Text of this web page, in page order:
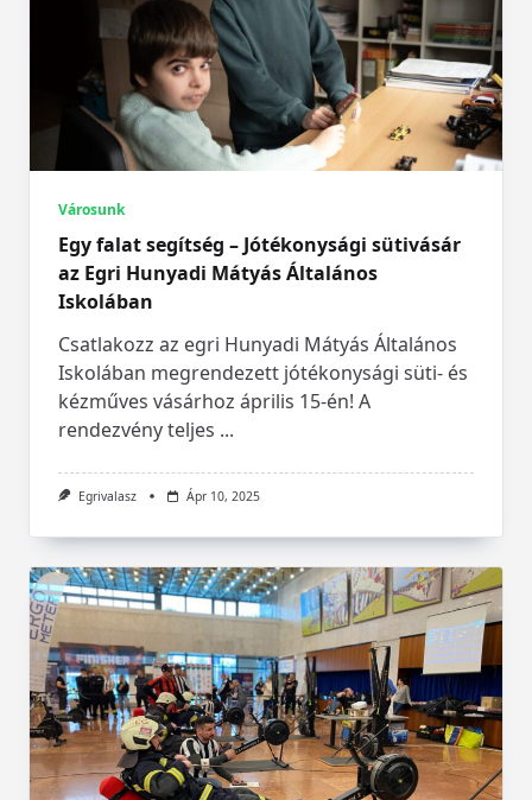
Városunk
Egy falat segítség – Jótékonysági sütivásár
az Egri Hunyadi Mátyás Általános
Iskolában
Csatlakozz az egri Hunyadi Mátyás Általános
Iskolában megrendezett jótékonysági süti- és
kézműves vásárhoz április 15-én! A
rendezvény teljes ...
Egrivalasz Ápr 10, 2025